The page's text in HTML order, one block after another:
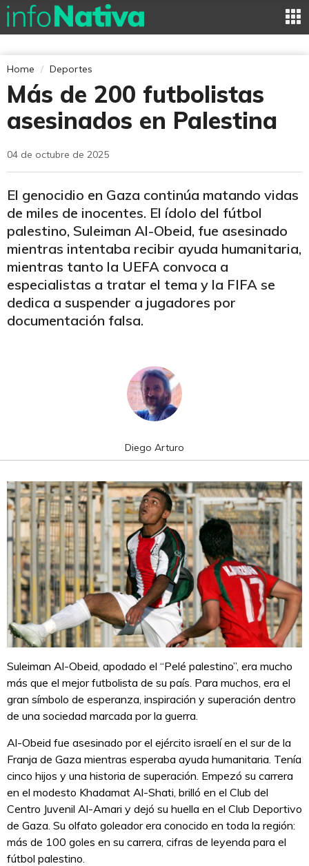
Home Deportes
Más de 200 futbolistas
asesinados en Palestina
04 de octubre de 2025
El genocidio en Gaza continúa matando vidas
de miles de inocentes. El ídolo del fútbol
palestino, Suleiman Al-Obeid, fue asesinado
mientras intentaba recibir ayuda humanitaria,
mientras tanto la UEFA convoca a
especialistas a tratar el tema y la FIFA se
dedica a suspender a jugadores por
documentación falsa.
Diego Arturo
Suleiman Al-Obeid, apodado el “Pelé palestino”, era mucho
más que el mejor futbolista de su país. Para muchos, era el
gran símbolo de esperanza, inspiración y superación dentro
de una sociedad marcada por la guerra.
Al-Obeid fue asesinado por el ejército israelí en el sur de la
Franja de Gaza mientras esperaba ayuda humanitaria. Tenía
cinco hijos y una historia de superación. Empezó su carrera
en el modesto Khadamat Al-Shati, brilló en el Club del
Centro Juvenil Al-Amari y dejó su huella en el Club Deportivo
de Gaza. Su olfato goleador era conocido en toda la región:
más de 100 goles en su carrera, cifras de leyenda para el
fútbol palestino.